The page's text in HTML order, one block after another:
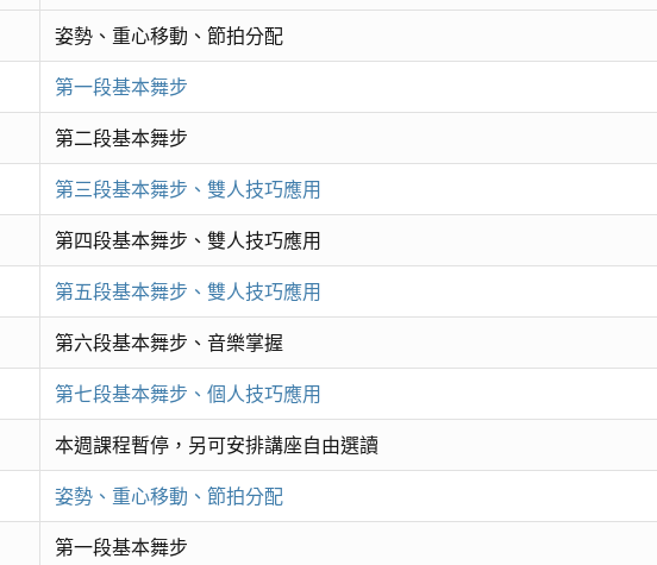
姿勢、重心移動、節拍分配
第一段基本舞步
第二段基本舞步
第三段基本舞步、雙人技巧應用
第四段基本舞步、雙人技巧應用
第五段基本舞步、雙人技巧應用
第六段基本舞步、音樂掌握
第七段基本舞步、個人技巧應用
本週課程暫停，另可安排講座自由選讀
姿勢、重心移動、節拍分配
第一段基本舞步